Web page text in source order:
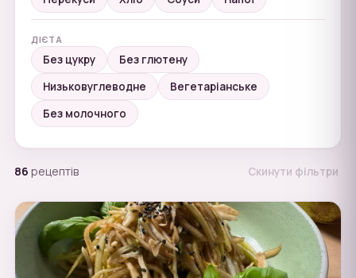
ДІЄТА
Без цукру
Без глютену
Низьковуглеводне
Вегетаріанське
Без молочного
86 рецептів Скинути фільтри